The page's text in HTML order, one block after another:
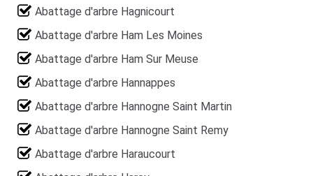
Abattage d'arbre Hagnicourt
Abattage d'arbre Ham Les Moines
Abattage d'arbre Ham Sur Meuse
Abattage d'arbre Hannappes
Abattage d'arbre Hannogne Saint Martin
Abattage d'arbre Hannogne Saint Remy
Abattage d'arbre Haraucourt